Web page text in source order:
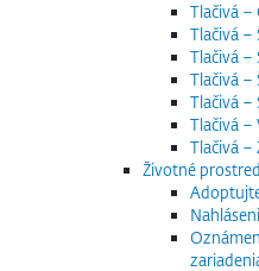
Tlačivá –
Tlačivá –
Tlačivá –
Tlačivá –
Tlačivá –
Tlačivá –
Tlačivá –
Životné